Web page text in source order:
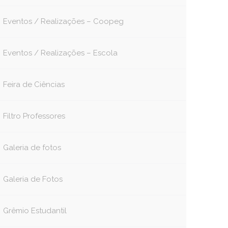
Eventos / Realizações – Coopeg
Eventos / Realizações – Escola
Feira de Ciências
Filtro Professores
Galeria de fotos
Galeria de Fotos
Grêmio Estudantil